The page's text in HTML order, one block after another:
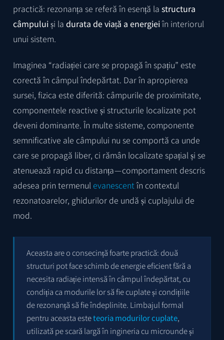
practică: rezonanța se referă în esență la structura
câmpuluiși la durata de viață a energieiîn interiorul
unui sistem.
Imaginea “radiației care se propagă în spațiu” este
corectă în câmpul îndepărtat. Dar în apropierea
sursei, fizica este diferită: câmpurile de proximitate,
componentele reactive și structurile localizate pot
deveni dominante. În multe sisteme, componente
semnificative ale câmpului nu se comportă ca unde
care se propagă liber, ci rămân localizate spațial și se
atenuează rapid cu distanța — comportament descris
adesea prin termenul evanescentîn contextul
rezonatoarelor, ghidurilor de undă și cuplajului de
mod.
Aceasta are o consecință foarte practică: două
structuri pot face schimb de energie eficient fără a
necesita radiație intensă în câmpul îndepărtat, cu
condiția ca modurile lor să fie cuplate și condițiile
de rezonanță să fie îndeplinite. Limbajul formal
pentru aceasta esteteoria modurilor cuplate,
utilizată pe scară largă în ingineria cu microunde și